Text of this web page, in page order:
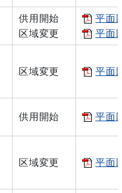
供用開始
区域変更
平面
平面
区域変更 平面
供用開始 平面
区域変更 平面